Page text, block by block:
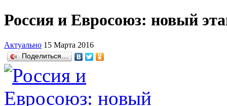
Россия и Евросоюз: новый
Актуально 15 Марта 2016
Поделиться…